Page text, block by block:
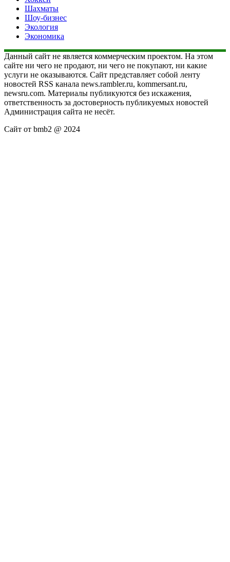
Шахматы
Шоу-бизнес
Экология
Экономика
Данный сайт не является коммерческим проектом. На этом
сайте ни чего не продают, ни чего не покупают, ни какие
услуги не оказываются. Сайт представляет собой ленту
новостей RSS канала news.rambler.ru, kommersant.ru,
newsru.com. Материалы публикуются без искажения,
ответственность за достоверность публикуемых новостей
Администрация сайта не несёт.
Сайт от bmb2 @ 2024